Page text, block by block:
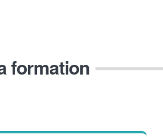
formation